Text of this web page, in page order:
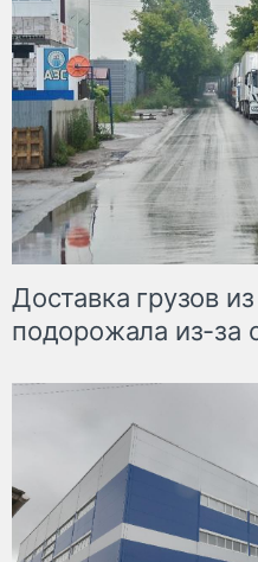
Доставка грузов
подорожала из-за